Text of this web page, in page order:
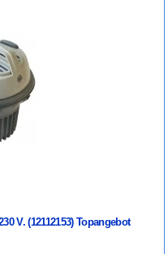
V. (12112153) Topangebot